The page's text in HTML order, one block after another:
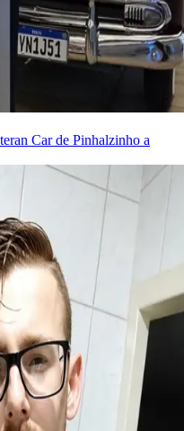
Car de Pinhalzinho a